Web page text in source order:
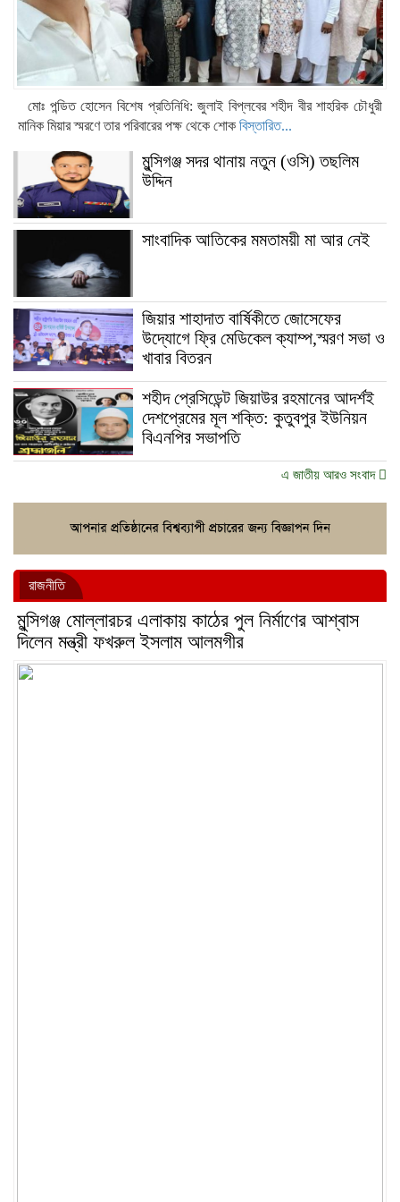
ডিবি পুলিশের অভিযানে ‎৫ কেজি গাঁজাসহ দুই জন
গ্রেফতার
মোঃ পন্ডিত হোসেন বিশেষ প্রতিনিধি: জুলাই বিপ্লবের শহীদ বীর শাহরিক চৌধুরী
মানিক মিয়ার স্মরণে তার পরিবারের পক্ষ থেকে শোক বিস্তারিত...
মুন্সিগঞ্জ সদর থানায় নতুন (ওসি) তছলিম
উদ্দিন
সাংবাদিক আতিকের মমতাময়ী মা আর নেই
জিয়ার শাহাদাত বার্ষিকীতে জোসেফের
উদ্যোগে ফ্রি মেডিকেল ক্যাম্প,স্মরণ সভা ও
খাবার বিতরন
শহীদ প্রেসিডেন্ট জিয়াউর রহমানের আদর্শই
দেশপ্রেমের মূল শক্তি: কুতুবপুর ইউনিয়ন
বিএনপির সভাপতি
এ জাতীয় আরও সংবাদ
রাজনীতি
মুন্সিগঞ্জ মোল্লারচর এলাকায় কাঠের পুল নির্মাণের আশ্বাস
দিলেন মন্ত্রী ফখরুল ইসলাম আলমগীর